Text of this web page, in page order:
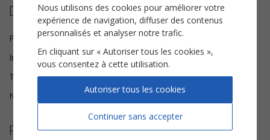
Détails de la partition
Paroles et Musique
Georges Brassens
Instrumentation
Instruments Solistes
Tonalité
Fa majeur
Nombre de pages
3
Plus de partitions de Georges Brassens
Nous utilisons des cookies pour améliorer votre
expérience de navigation, diffuser des contenus
personnalisés et analyser notre trafic.
En cliquant sur « Autoriser tous les cookies »,
vous consentez à cette utilisation.
Continuer sans accepter
Autoriser tous les cookies